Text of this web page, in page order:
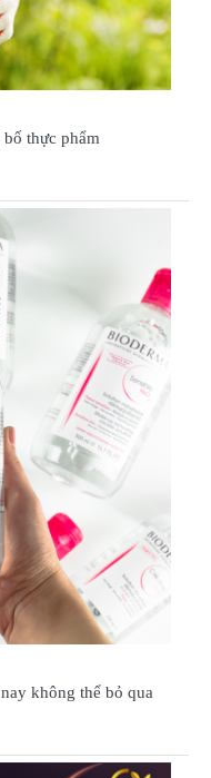
thực phẩm
không thể bỏ qua